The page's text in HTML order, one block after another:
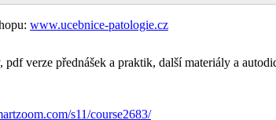
www.ucebnice-patologie.cz
pdf verze přednášek a praktik, další materiály a
s11/course2683/